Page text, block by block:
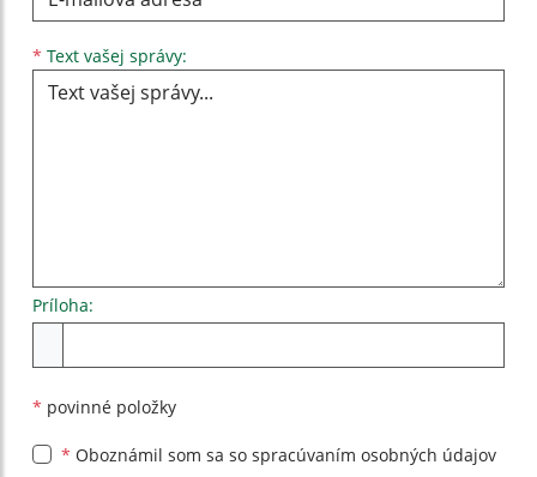
* Text vašej správy:
Príloha:
* povinné položky
* Oboznámil som sa so spracúvaním osobných údajov